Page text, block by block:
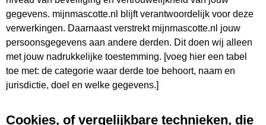
gegevens. mijnmascotte.nl blijft verantwoordelijk voor deze
verwerkingen. Daarnaast verstrekt mijnmascotte.nl jouw
persoonsgegevens aan andere derden. Dit doen wij alleen
met jouw nadrukkelijke toestemming. [voeg hier een tabel
toe met: de categorie waar derde toe behoort, naam en
jurisdictie, doel en welke gegevens.]
Cookies, of vergelijkbare technieken, die
je op.
E-mailadres